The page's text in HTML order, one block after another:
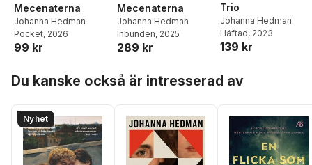
Mecenaterna
Johanna Hedman
Pocket, 2026
99 kr
Mecenaterna
Johanna Hedman
Inbunden, 2025
289 kr
Trio
Johanna Hedman
Häftad, 2023
139 kr
Du kanske också är intresserad av
Nyhet